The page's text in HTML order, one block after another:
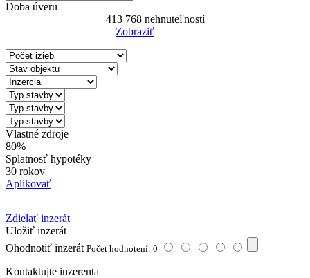
Doba úveru
413 768nehnuteľností
Zobraziť
Vlastné zdroje
80%
Splatnosť hypotéky
30 rokov
Aplikovať
Zdielať inzerát
Uložiť inzerát
Ohodnotiť inzerát Počet hodnotení: 0
Kontaktujte inzerenta